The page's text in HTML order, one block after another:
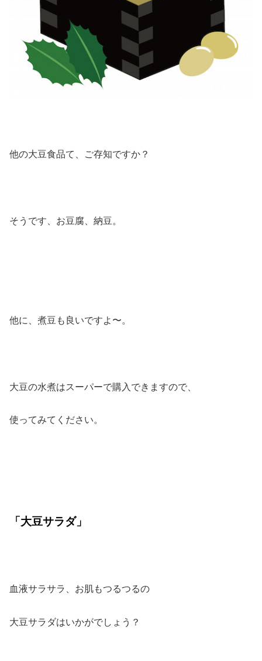
他の大豆食品て、ご存知ですか？
そうです、お豆腐、納豆。
他に、煮豆も良いですよ〜。
大豆の水煮はスーパーで購入できますので、
使ってみてください。
「大豆サラダ」
血液サラサラ、お肌もつるつるの
大豆サラダはいかがでしょう？